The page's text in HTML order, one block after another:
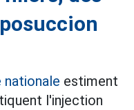
nationale estiment
l'injection